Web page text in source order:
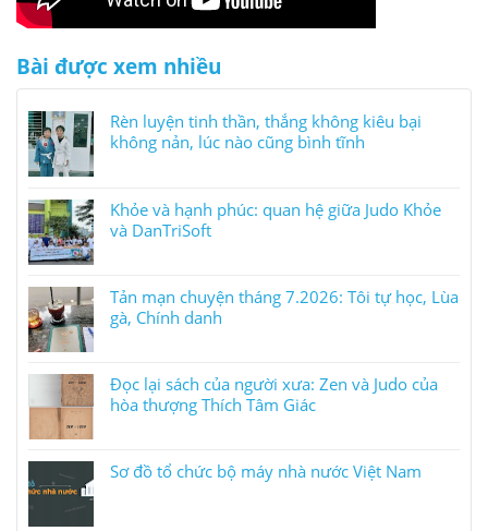
Bài được xem nhiều
Rèn luyện tinh thần, thắng không kiêu bại
không nản, lúc nào cũng bình tĩnh
Khỏe và hạnh phúc: quan hệ giữa Judo Khỏe
và DanTriSoft
Tản mạn chuyện tháng 7.2026: Tôi tự học, Lùa
gà, Chính danh
Đọc lại sách của người xưa: Zen và Judo của
hòa thượng Thích Tâm Giác
Sơ đồ tổ chức bộ máy nhà nước Việt Nam